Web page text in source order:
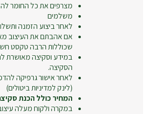
מצרפים את כל החומר
משלמים
לאחר ביצוע הזמנה
אם אהבתם את העיצוב
שכוללות הרבה טקסט
במידע וסקיצה מאושרת
הסקיצה.
לאחר אישור גרפיקה
(לינק למדיניות ביטולים)
המחיר כולל הכנת סקיצה 1 ועד 3 סבבי
במקרה ולקוח מעלה